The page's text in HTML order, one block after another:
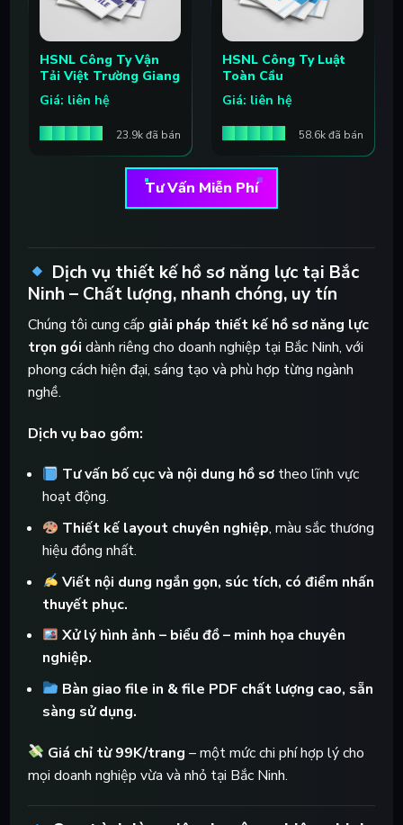
HSNL Công Ty Vận
Tải Việt Trường Giang
Giá: liên hệ
23.9k đã bán
HSNL Công Ty Luật
Toàn Cầu
Giá: liên hệ
58.6k đã bán
Tư Vấn Miễn Phí
Dịch vụ thiết kế hồ sơ năng lực tại Bắc
Ninh – Chất lượng, nhanh chóng, uy tín
Chúng tôi cung cấp giải pháp thiết kế hồ sơ năng lực
trọn gói dành riêng cho doanh nghiệp tại Bắc Ninh, với
phong cách hiện đại, sáng tạo và phù hợp từng ngành
nghề.
Dịch vụ bao gồm:
Tư vấn bố cục và nội dung hồ sơ theo lĩnh vực
hoạt động.
Thiết kế layout chuyên nghiệp, màu sắc thương
hiệu đồng nhất.
Viết nội dung ngắn gọn, súc tích, có điểm nhấn
thuyết phục.
Xử lý hình ảnh – biểu đồ – minh họa chuyên
nghiệp.
Bàn giao file in & file PDF chất lượng cao, sẵn
sàng sử dụng.
Giá chỉ từ 99K/trang – một mức chi phí hợp lý cho
mọi doanh nghiệp vừa và nhỏ tại Bắc Ninh.